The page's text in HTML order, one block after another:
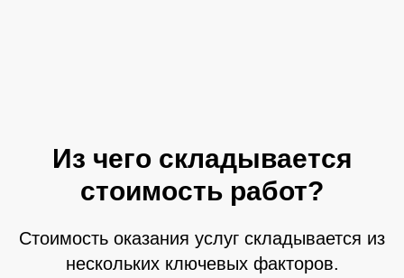
Из чего складывается
стоимость работ?
Стоимость оказания услуг складывается из
нескольких ключевых факторов.